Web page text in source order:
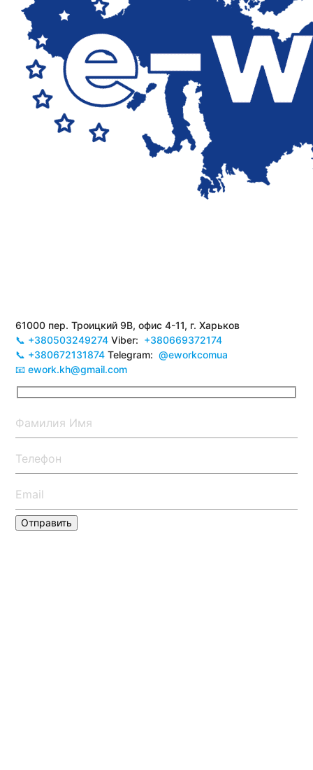
61000 пер. Троицкий 9В, офис 4-11, г. Харьков
📞 +380503249274 Viber: +380669372174
📞 +380672131874 Telegram:@eworkcomua
📧 ework.kh@gmail.com